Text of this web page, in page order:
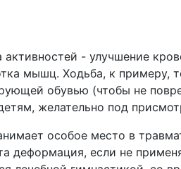
- улучшение
мышц. Ходьба, к примеру,
обувью (чтобы не
желательно под
особое место в
деформация, если не